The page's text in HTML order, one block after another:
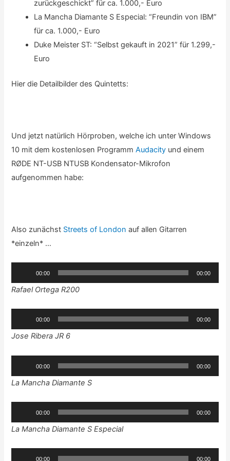
zurückgeschickt” für ca. 1.000,- Euro
La Mancha Diamante S Especial: “Freundin von IBM”
für ca. 1.000,- Euro
Duke Meister ST: “Selbst gekauft in 2021” für 1.299,-
Euro
Hier die Detailbilder des Quintetts:
Und jetzt natürlich Hörproben, welche ich unter Windows
10 mit dem kostenlosen ProgrammAudacity und einem
RØDE NT-USB NTUSB Kondensator-Mikrofon
aufgenommen habe:
Also zunächst Streets of London auf allen Gitarren
*einzeln* …
Player
00:00 00:00
Rafael Ortega R200
Player
00:00 00:00
Jose Ribera JR 6
Player
00:00 00:00
La Mancha Diamante S
Player
00:00 00:00
La Mancha Diamante S Especial
00:00 00:00